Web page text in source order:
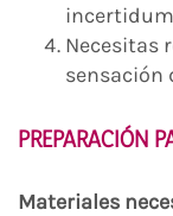
Necesitas
sensación
PREPARACIÓN
Materiales